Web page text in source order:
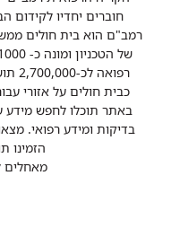
חוברים יחדיו לקידום
רמב"ם הוא בית חולים
כבית חולים על אזורי עבור 12 בתי חולים בצפון מדינת
באתר תוכלו לחפש מידע
בדיקות ומידע רפואי.
הזמינו
מאחלים